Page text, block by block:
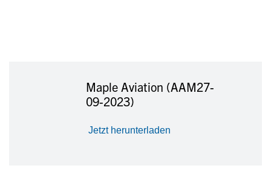
Maple Aviation (AAM27-
09-2023)
Jetzt herunterladen